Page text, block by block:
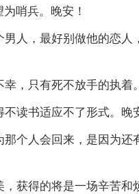
哨兵。晚安！
男人，最好别做他的恋人
，只有死不放手的执着
读书适应不了形式。晚
那个人会回来，是因为还
获得的将是一场辛苦和